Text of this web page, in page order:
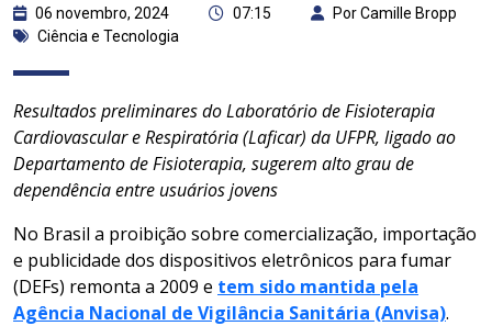
06 novembro, 2024 07:15
Por Camille Bropp
Ciência e Tecnologia
Resultados preliminares do Laboratório de Fisioterapia
Cardiovascular e Respiratória (Laficar) da UFPR, ligado ao
Departamento de Fisioterapia, sugerem alto grau de
dependência entre usuários jovens
No Brasil a proibição sobre comercialização, importação
e publicidade dos dispositivos eletrônicos para fumar
(DEFs) remonta a 2009 e tem sido mantida pela
Agência Nacional de Vigilância Sanitária (Anvisa).